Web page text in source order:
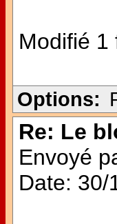
Modifié 1
Options:
Re: Le
Envoyé
Date: 30/